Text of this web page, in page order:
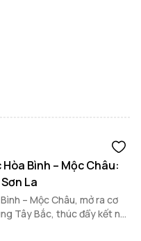
Bình – Mộc Châu:
La
– Mộc Châu, mở ra cơ
Tây Bắc, thúc đẩy kết nối